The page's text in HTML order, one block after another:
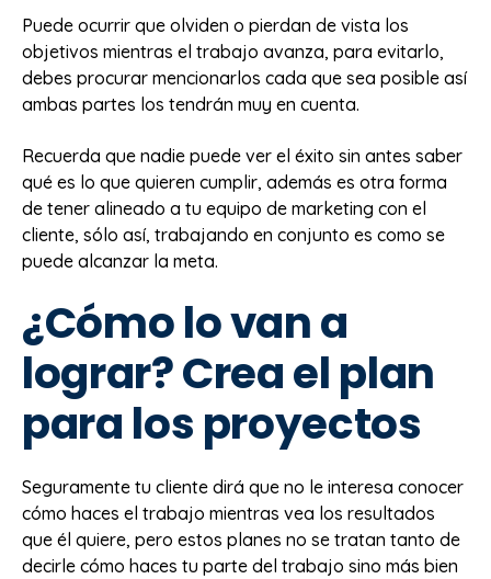
Puede ocurrir que olviden o pierdan de vista los
objetivos mientras el trabajo avanza, para evitarlo,
debes procurar mencionarlos cada que sea posible así
ambas partes los tendrán muy en cuenta.
Recuerda que nadie puede ver el éxito sin antes saber
qué es lo que quieren cumplir, además es otra forma
de tener alineado a tu equipo de marketing con el
cliente, sólo así, trabajando en conjunto es como se
puede alcanzar la meta.
¿Cómo lo van a
lograr? Crea el plan
para los proyectos
Seguramente tu cliente dirá que no le interesa conocer
cómo haces el trabajo mientras vea los resultados
que él quiere, pero estos planes no se tratan tanto de
decirle cómo haces tu parte del trabajo sino más bien